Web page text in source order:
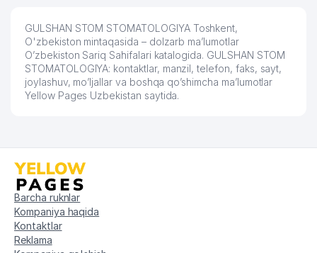
56
O'ZBEKISTON XALQARO ISLOM
AKADEMIYASI
57 GOLD GRAND ESTIMATION MChJ 351 м
ZAHIRA INVEST MChJ
60 TO'RTINCHI MChJ
61
O'ZR DSQ YANGI TEXNOLOGIYALAR
ILMIY-AXBOROT MARKAZI
62
GULSHAN STOM STOMATOLOGIYA Toshkent,
O'zbekiston mintaqasida – dolzarb ma’lumotlar
O’zbekiston Sariq Sahifalari katalogida. GULSHAN STOM
STOMATOLOGIYA: kontaktlar, manzil, telefon, faks, sayt,
joylashuv, mo’ljallar va boshqa qo’shimcha ma’lumotlar
Yellow Pages Uzbekistan saytida.
Barcha ruknlar
Kompaniya haqida
Kontaktlar
Reklama